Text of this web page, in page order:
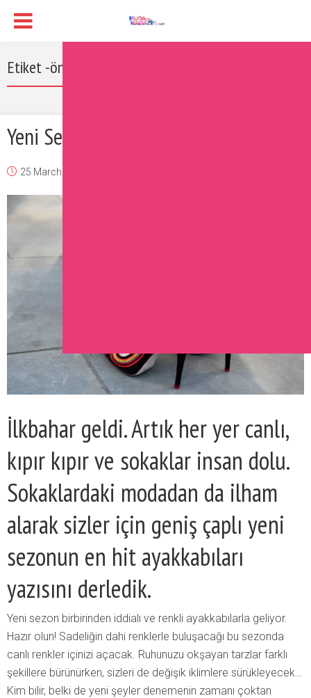
Etiket -önü açık ayakkabı ile çorap giymek
Yeni Sezonun En Hit Ayakkabıları
25 March 2017
İlkbahar geldi. Artık her yer canlı,
kıpır kıpır ve sokaklar insan dolu.
Sokaklardaki modadan da ilham
alarak sizler için geniş çaplı yeni
sezonun en hit ayakkabıları
yazısını derledik.
Yeni sezon birbirinden iddialı ve renkli ayakkabılarla geliyor.
Hazır olun! Sadeliğin dahi renklerle buluşacağı bu sezonda
canlı renkler içinizi açacak. Ruhunuzu okşayan tarzlar farklı
şekillere bürünürken, sizleri de değişik iklimlere sürükleyecek…
Kim bilir, belki de yeni şeyler denemenin zamanı çoktan